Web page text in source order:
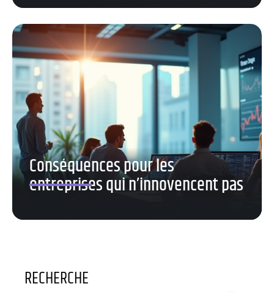
Conséquences pour les
entreprises qui n’innovencent pas
RECHERCHE